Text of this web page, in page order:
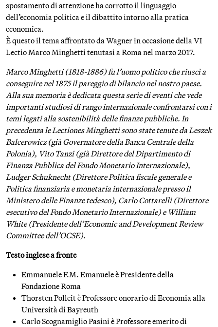
spostamento di attenzione ha corrotto il linguaggio
dell’economia politica e il dibattito intorno alla pratica
economica.
È questo il tema affrontato da Wagner in occasione della VI
Lectio Marco Minghetti tenutasi a Roma nel marzo 2017.
Marco Minghetti (1818-1886) fu l’uomo politico che riuscì a
conseguire nel 1875 il pareggio di bilancio nel nostro paese.
Alla sua memoria è dedicata questa serie di eventi che vede
importanti studiosi di rango internazionale confrontarsi con i
temi legati alla sostenibilità delle finanze pubbliche. In
precedenza le Lectiones Minghetti sono state tenute da Leszek
Balcerowicz (già Governatore della Banca Centrale della
Polonia), Vito Tanzi (già Direttore del Dipartimento di
Finanza Pubblica del Fondo Monetario Internazionale),
Ludger Schuknecht (Direttore Politica fiscale generale e
Politica finanziaria e monetaria internazionale presso il
Ministero delle Finanze tedesco), Carlo Cottarelli (Direttore
esecutivo del Fondo Monetario Internazionale) e William
White (Presidente dell’Economic and Development Review
Committee dell’OCSE).
Testo inglese a fronte
Emmanuele F.M. Emanuele è Presidente della
Fondazione Roma
Thorsten Polleit è Professore onorario di Economia alla
Università di Bayreuth
Carlo Scognamiglio Pasini è Professore emerito di